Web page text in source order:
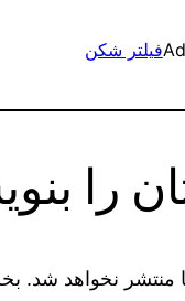
فیلتر شکن
را
منتشر نخواهد شد.